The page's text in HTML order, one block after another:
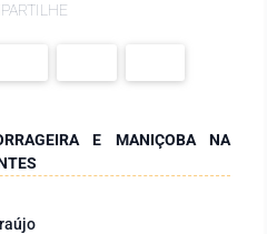
E MANIÇOBA NA